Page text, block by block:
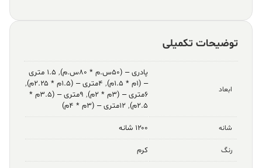
توضیحات تکمیلی
ابعاد
پادری – (۵۰س.م * ۸۰س.م) ,
۱.۵ متری
– (۱م * ۱.۵م)
, ۴متری – (۱.۵م * ۲.۲۵م)
,
۶متری – (۳م * ۲م)
,
۹متری – (۳.۵م *
۲.۵م)
, ۱۲متری – (۳م * ۴م)
شانه ۱۲۰۰ شانه
رنگ کرم